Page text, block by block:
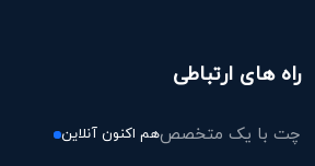
راه های ارتباطی
چت با یک متخصصهم اکنون آنلاین